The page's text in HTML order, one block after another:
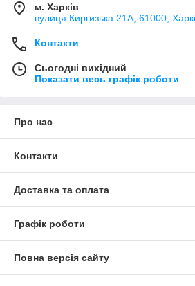
м. Харків
вулиця Киргизька 21А, 61000,
Контакти
Сьогодні вихідний
Показати весь графік роботи
Про нас
Контакти
Доставка та оплата
Графік роботи
Повна версія сайту